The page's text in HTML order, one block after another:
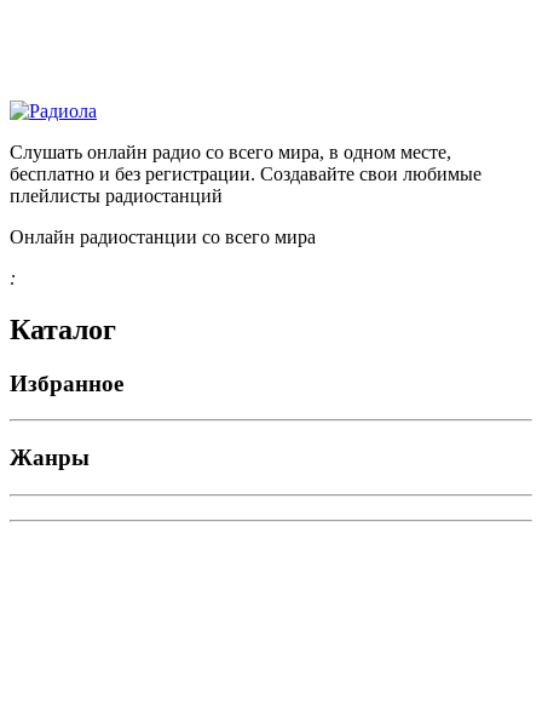
Слушать онлайн радио со всего мира, в одном месте,
бесплатно и без регистрации. Создавайте свои любимые
плейлисты радиостанций
Онлайн радиостанции со всего мира
:
Каталог
Избранное
Жанры